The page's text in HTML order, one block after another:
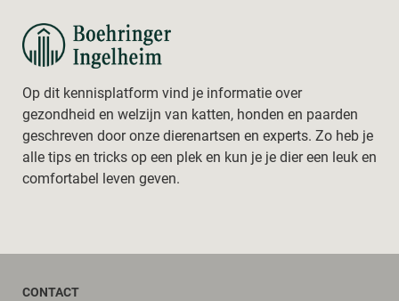
Op dit kennisplatform vind je informatie over
gezondheid en welzijn van katten, honden en paarden
geschreven door onze dierenartsen en experts. Zo heb je
alle tips en tricks op een plek en kun je je dier een leuk en
comfortabel leven geven.
Footer
CONTACT